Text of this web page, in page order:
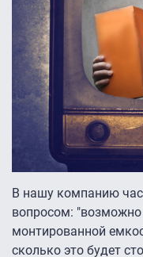
В нашу компанию
вопросом:
монтированной
сколько это будет